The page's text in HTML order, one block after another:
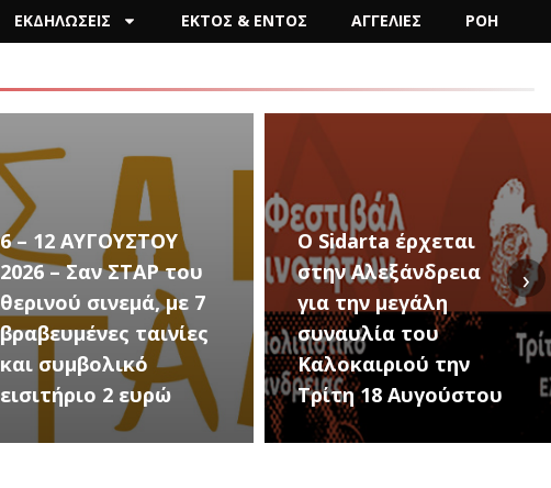
ΕΚΔΗΛΩΣΕΙΣ ΕΚΤΟΣ & ΕΝΤΟΣ ΑΓΓΕΛΙΕΣ ΡΟΗ
Ο Sidarta έρχεται
στην Αλεξάνδρεια
για την μεγάλη
συναυλία του
Καλοκαιριού την
Τρίτη 18 Αυγούστου
Καλλιτεχνικές
Εκδηλώσεις Νέου
Προδρόμου Ημαθίας
(Μεταμόρφωση του
Σωτήρος)
›